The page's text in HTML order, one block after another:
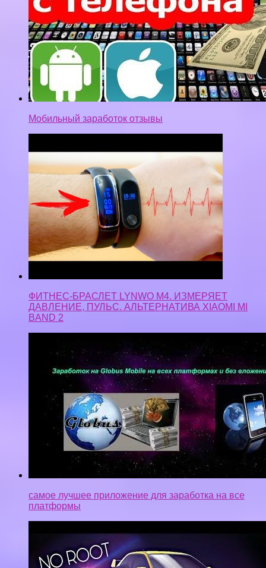
ФИТНЕС-БРАСЛЕТ LYNWO M4. ИЗМЕРЯЕТ
ДАВЛЕНИЕ, ПУЛЬС. АЛЬТЕРНАТИВА XIAOMI MI
самое лучшее приложение для заработка на все
платформы
ВЗЛОМ CAR X DRIFT БЕЗ РУТ!